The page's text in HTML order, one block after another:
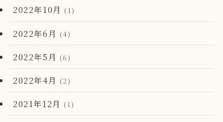
2022年10月 (1)
2022年6月 (4)
2022年5月 (6)
2022年4月 (2)
2021年12月 (1)